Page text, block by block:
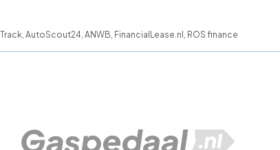
AutoScout24, ANWB, FinancialLease.nl, ROS finance